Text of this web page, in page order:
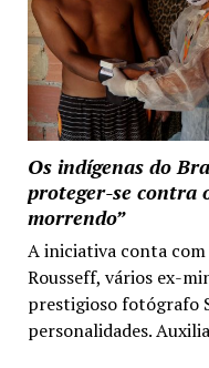
Os indígenas do
proteger-se contra
morrendo”
A iniciativa conta
Rousseff, vários ex-
prestigioso fotógrafo
personalidades.